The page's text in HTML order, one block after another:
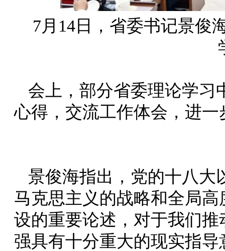
7月14日，省委书记景俊
会上，部分省委理论学习
心得，交流工作体会，进
景俊海指出，党的十八大
马克思主义的战略和全局
设的重要论述，对于我们
强具有十分重大的现实指